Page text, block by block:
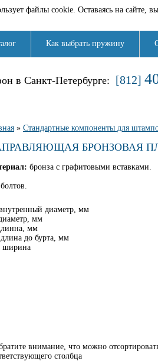
файлы cookie. Оставаясь на сайте,
Как выбрать пружину
в Санкт-Петербурге: [812]
здесь
» Стандартные компоненты для
БРОНЗОВАЯ
бронза с графитовыми вставками.
диаметр, мм
мм
мм
до бурта, мм
ширина
внимание, что можно
столбца